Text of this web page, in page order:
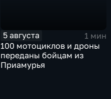
5 августа
1 мин
100 мотоциклов и дроны
переданы бойцам из
Приамурья